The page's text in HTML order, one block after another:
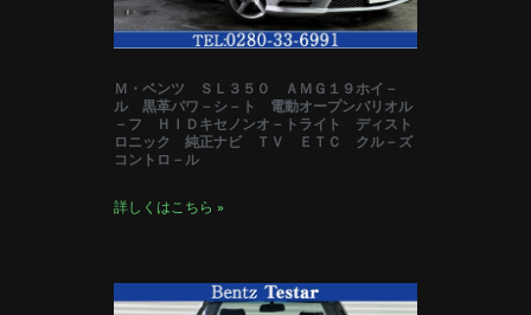
Ｍ・ベンツ ＳＬ３５０ ＡＭＧ１９ホイ－
ル 黒革パワ－シ－ト 電動オープンバリオル
－フ ＨＩＤキセノンオ－トライト ディスト
ロニック 純正ナビ ＴＶ ＥＴＣ クル－ズ
コントロ－ル
詳しくはこちら »